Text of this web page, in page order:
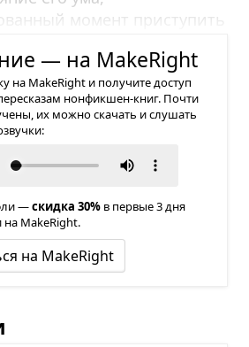
момент приступить
— на MakeRight
на MakeRight и получите доступ
нонфикшен-книг. Почти
их можно скачать и слушать
—скидка 30% в первые 3 дня
на MakeRight.
на MakeRight